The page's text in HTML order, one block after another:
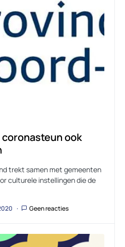
ook
trekt samen met gemeenten
culturele instellingen die de
Geen reacties